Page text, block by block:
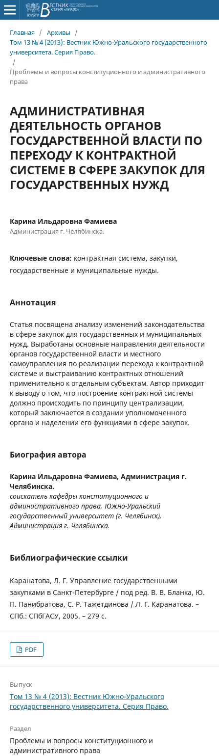
Главная / Архивы
/
Том 13 № 4 (2013): Вестник Южно-Уральского государственного
университета. Серия Право.
/
Проблемы и вопросы конституционного и административного
права
АДМИНИСТРАТИВНАЯ
ДЕЯТЕЛЬНОСТЬ ОРГАНОВ
ГОСУДАРСТВЕННОЙ ВЛАСТИ ПО
ПЕРЕХОДУ К КОНТРАКТНОЙ
СИСТЕМЕ В СФЕРЕ ЗАКУПОК ДЛЯ
ГОСУДАРСТВЕННЫХ НУЖД
Карина Ильдаровна Фамиева
Администрация г. Челябинска.
Ключевые слова: контрактная система, закупки,
государственные и муниципальные нужды.
Аннотация
Статья посвящена анализу изменений законодательства
в сфере закупок для государственных и муниципальных
нужд. Выработаны основные направления деятельности
органов государственной власти и местного
самоуправления по реализации перехода к контрактной
системе и выстраиванию контрактных отношений
применительно к отдельным субъектам. Автор приходит
к выводу о том, что построение контрактной системы
должно происходить по принципу централизации,
который заключается в создании уполномоченного
органа и наделении его функциями в сфере закупок.
Биография автора
Карина Ильдаровна Фамиева, Администрация г.
Челябинска.
соискатель кафедры конституционного и
административного права, Южно-Уральский
государственный университет (г. Челябинск),
Администрация г. Челябинска.
Библиографические ссылки
Каранатова, Л. Г. Управление государственными
закупками в Санкт-Петербурге / под ред. В. В. Бланка, Ю.
П. Панибратова, С. Р. Тажетдинова / Л. Г. Каранатова. –
СПб.: СПбГАСУ, 2005. – 279 с.
PDF
Выпуск
Том 13 № 4 (2013): Вестник Южно-Уральского
государственного университета. Серия Право.
Раздел
Проблемы и вопросы конституционного и
административного права